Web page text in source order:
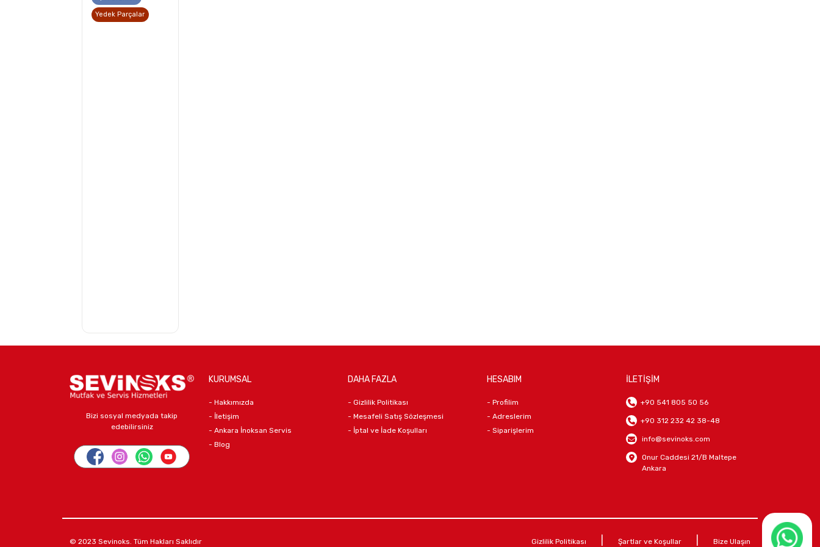
Yedek Parçalar
Bizi sosyal medyada takip
edebilirsiniz
KURUMSAL
- Hakkımızda
- İletişim
- Ankara İnoksan Servis
- Blog
DAHA FAZLA
- Gizlilik Politikası
- Mesafeli Satış Sözleşmesi
- İptal ve İade Koşulları
HESABIM
- Profilim
- Adreslerim
- Siparişlerim
İLETİŞİM
+90 541 805 50 56
+90 312 232 42 38-48
info@sevinoks.com
Onur Caddesi 21/B Maltepe
Ankara
© 2023 Sevinoks. Tüm Hakları Saklıdır Gizlilik Politikası Şartlar ve Koşullar Bize Ulaşın